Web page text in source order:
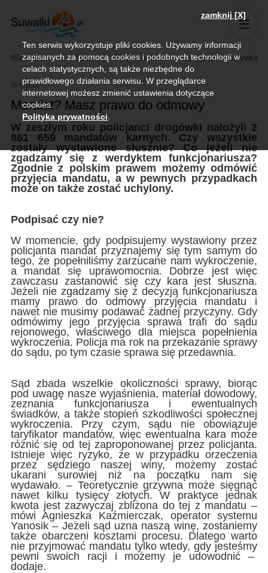
Wiadomości Sport Biznes, rolnictwo Kultura i rozrywka
06.09.2013
Mandat? Masz prawo do odmowy
W zeszłym roku policjanci drogówki nałożyli 2
861 659 mandatów karnych. Czy wszystkie
zostały wystawione słusznie? Co jeżeli nie
zgadzamy się z werdyktem funkcjonariusza?
Zgodnie z polskim prawem możemy odmówić
przyjęcia mandatu, a w pewnych przypadkach
może on także zostać uchylony.
Podpisać czy nie?
W momencie, gdy podpisujemy wystawiony przez
policjanta mandat przyznajemy się tym samym do
tego, że popełniliśmy zarzucane nam wykroczenie,
a mandat się uprawomocnia. Dobrze jest więc
zawczasu zastanowić się czy kara jest słuszna.
Jeżeli nie zgadzamy się z decyzją funkcjonariusza
mamy prawo do odmowy przyjęcia mandatu i
nawet nie musimy podawać żadnej przyczyny. Gdy
odmówimy jego przyjęcia sprawa trafi do sądu
rejonowego, właściwego dla miejsca popełnienia
wykroczenia. Policja ma rok na przekazanie sprawy
do sądu, po tym czasie sprawa się przedawnia.
Sąd zbada wszelkie okoliczności sprawy, biorąc
pod uwagę nasze wyjaśnienia, materiał dowodowy,
zeznania funkcjonariusza i ewentualnych
świadków, a także stopień szkodliwości społecznej
wykroczenia. Przy czym, sądu nie obowiązuje
taryfikator mandatów, więc ewentualna kara może
różnić się od tej zaproponowanej przez policjanta.
Istnieje więc ryzyko, że w przypadku orzeczenia
przez sędziego naszej winy, możemy zostać
ukarani surowiej niż na początku nam się
wydawało. – Teoretycznie grzywna może sięgnąć
nawet kilku tysięcy złotych. W praktyce jednak
kwota jest zazwyczaj zbliżona do tej z mandatu –
mówi Agnieszka Kaźmierczak, operator systemu
Yanosik – Jeżeli sąd uzna naszą winę, zostaniemy
także obarczeni kosztami procesu. Dlatego warto
nie przyjmować mandatu tylko wtedy, gdy jesteśmy
pewni swoich racji i możemy je udowodnić –
dodaje.
zamknij [X]
Ten serwis wykorzystuje pliki cookies. Używamy informacji
zapisanych za pomocą cookies i podobnych technologii w
celach statystycznych, są także niezbędne do
prawidłowego działania serwisu. W przeglądarce
internetowej możesz zmienić ustawienia dotyczące
cookies.
Polityka prywatności